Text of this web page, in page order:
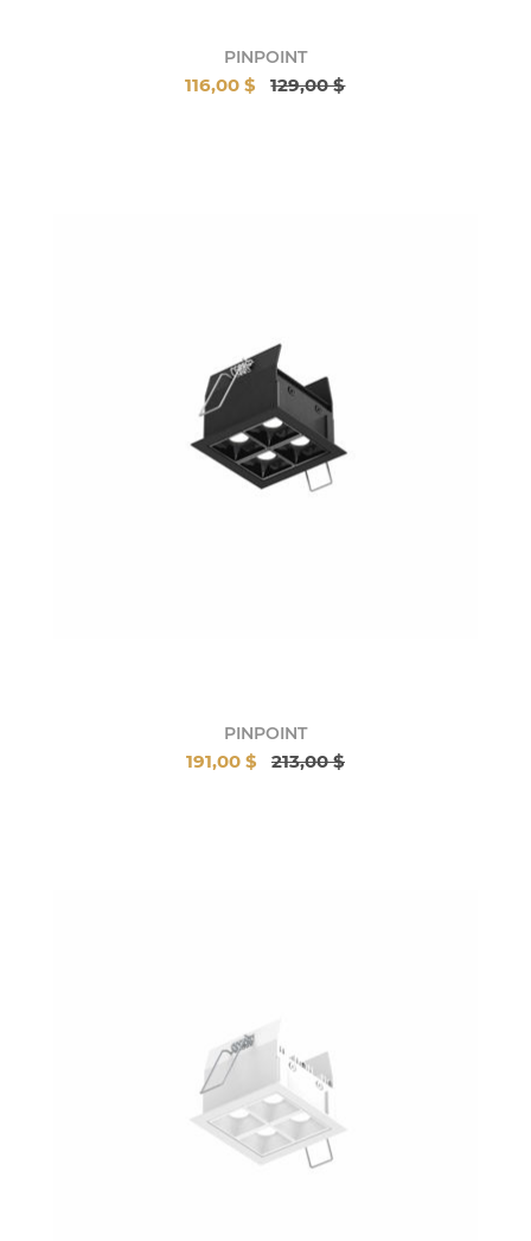
PINPOINT
116,00 $ 129,00 $
PINPOINT
191,00 $ 213,00 $